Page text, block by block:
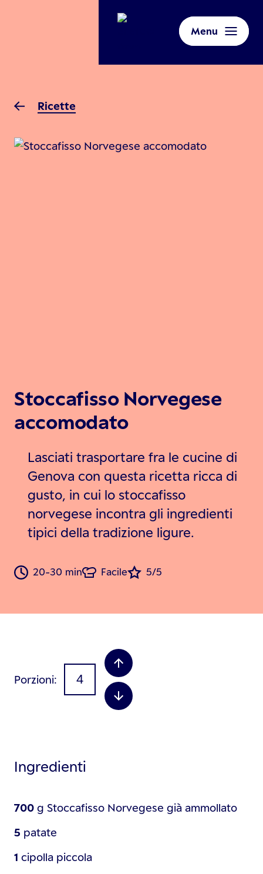
Menu
Ricette
Stoccafisso Norvegese
accomodato
Lasciati trasportare fra le cucine di
Genova con questa ricetta ricca di
gusto, in cui lo stoccafisso
norvegese incontra gli ingredienti
tipici della tradizione ligure.
20-30 min Facile 5/5
Porzioni
Ingredienti
700 g Stoccafisso Norvegese già ammollato
5 patate
1 cipolla piccola